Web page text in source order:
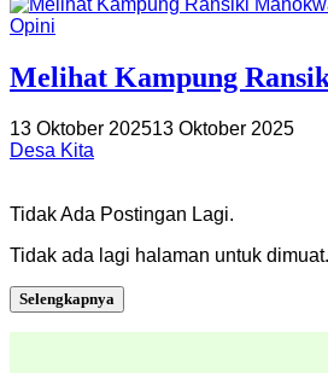
Opini
Melihat Kampung
13 Oktober 202513 Oktober 2025
Desa Kita
Tidak Ada Postingan Lagi.
Tidak ada lagi halaman untuk dimuat.
Selengkapnya